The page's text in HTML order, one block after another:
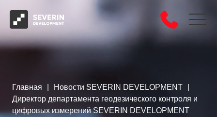
Главная Новости SEVERIN DEVELOPMENT
Директор департамента геодезического контроля и
цифровых измерений SEVERIN DEVELOPMENT